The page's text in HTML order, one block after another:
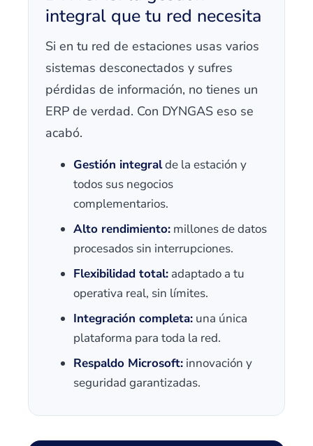
integral que tu red necesita
Si en tu red de estaciones usas varios
sistemas desconectados y sufres
pérdidas de información, no tienes un
ERP de verdad. Con DYNGAS eso se
acabó.
Gestión integralde la estación y
todos sus negocios
complementarios.
Alto rendimiento: millones de datos
procesados sin interrupciones.
Flexibilidad total: adaptado a tu
operativa real, sin límites.
Integración completa: una única
plataforma para toda la red.
Respaldo Microsoft: innovación y
seguridad garantizadas.